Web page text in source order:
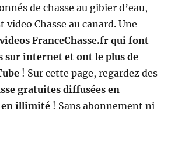
de chasse au gibier d’eau,
video Chasse au canard. Une
FranceChasse.fr qui font
sur internet et ont le plus de
! Sur cette page, regardez des
gratuites diffusées en
illimité ! Sans abonnement ni